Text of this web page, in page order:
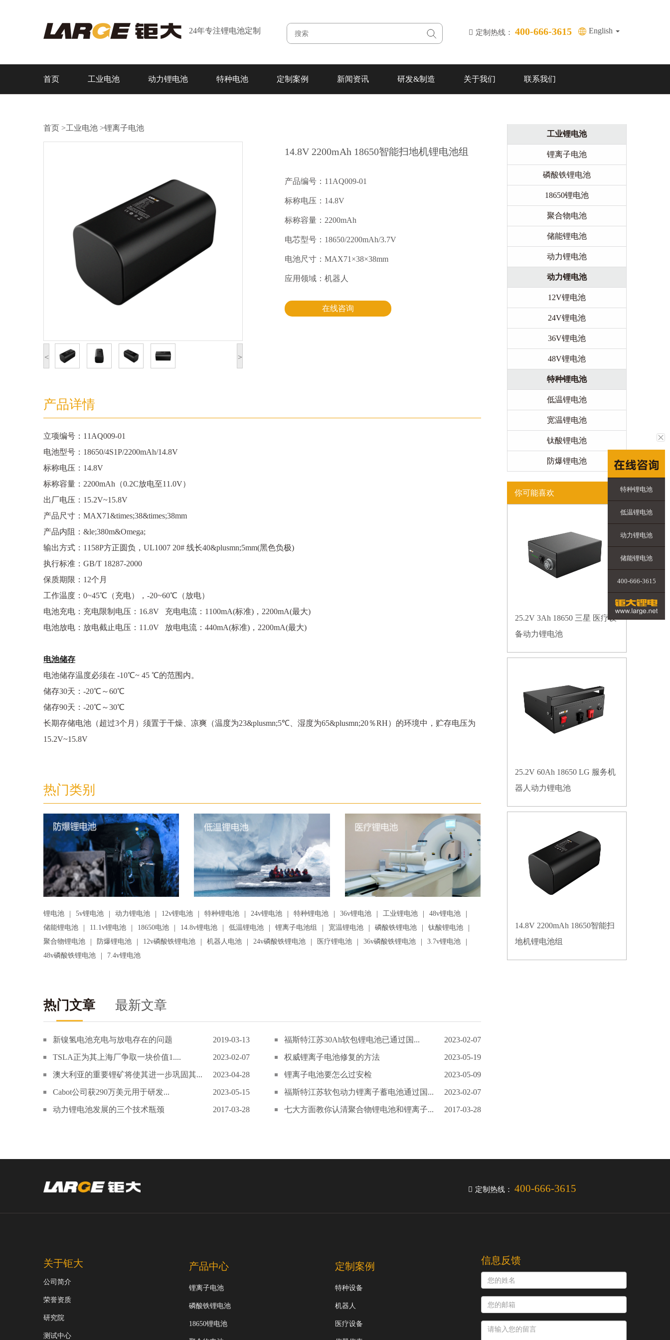
24年专注锂电池定制 定制热线： 400-666-3615 English
首页 工业电池 动力锂电池 特种电池 定制案例 新闻资讯 研发&制造 关于我们 联系我们
首页 >工业电池 >锂离子电池
< >
14.8V 2200mAh 18650智能扫地机锂电池组
产品编号：11AQ009-01
标称电压：14.8V
标称容量：2200mAh
电芯型号：18650/2200mAh/3.7V
电池尺寸：MAX71×38×38mm
应用领域：机器人
在线咨询
产品详情
立项编号：11AQ009-01
电池型号：18650/4S1P/2200mAh/14.8V
标称电压：14.8V
标称容量：2200mAh（0.2C放电至11.0V）
出厂电压：15.2V~15.8V
产品尺寸：MAX71&times;38&times;38mm
产品内阻：&le;380m&Omega;
输出方式：1158P方正圆负，UL1007 20# 线长40&plusmn;5mm(黑色负极)
执行标准：GB/T 18287-2000
保质期限：12个月
工作温度：0~45℃（充电），-20~60℃（放电）
电池充电：充电限制电压：16.8V 充电电流：1100mA(标准)，2200mA(最大)
电池放电：放电截止电压：11.0V 放电电流：440mA(标准)，2200mA(最大)
电池储存
电池储存温度必须在 -10℃~ 45 ℃的范围内。
储存30天：-20℃～60℃
储存90天：-20℃～30℃
长期存储电池（超过3个月）须置于干燥、凉爽（温度为23&plusmn;5℃、湿度为65&plusmn;20％RH）的环境中，贮存电压为
15.2V~15.8V
热门类别
锂电池 | 5v锂电池 | 动力锂电池 | 12v锂电池 | 特种锂电池 | 24v锂电池 | 特种锂电池 | 36v锂电池 | 工业锂电池 | 48v锂电池 |
储能锂电池 | 11.1v锂电池 | 18650电池 | 14.8v锂电池 | 低温锂电池 | 锂离子电池组 | 宽温锂电池 | 磷酸铁锂电池 | 钛酸锂电池 |
聚合物锂电池 | 防爆锂电池 | 12v磷酸铁锂电池 | 机器人电池 | 24v磷酸铁锂电池 | 医疗锂电池 | 36v磷酸铁锂电池 | 3.7v锂电池 |
48v磷酸铁锂电池 | 7.4v锂电池
热门文章 最新文章
新镍氢电池充电与放电存在的问题 2019-03-13 福斯特江苏30Ah软包锂电池已通过国... 2023-02-07
TSLA正为其上海厂争取一块价值1.... 2023-02-07 权威锂离子电池修复的方法 2023-05-19
澳大利亚的重要锂矿将使其进一步巩固其... 2023-04-28 锂离子电池要怎么过安检 2023-05-09
Cabot公司获290万美元用于研发... 2023-05-15 福斯特江苏软包动力锂离子蓄电池通过国... 2023-02-07
动力锂电池发展的三个技术瓶颈 2017-03-28 七大方面教你认清聚合物锂电池和锂离子... 2017-03-28
工业锂电池
锂离子电池
磷酸铁锂电池
18650锂电池
聚合物电池
储能锂电池
动力锂电池
动力锂电池
12V锂电池
24V锂电池
36V锂电池
48V锂电池
特种锂电池
低温锂电池
宽温锂电池
钛酸锂电池
防爆锂电池
你可能喜欢
25.2V 3Ah 18650 三星 医疗设
备动力锂电池
25.2V 60Ah 18650 LG 服务机
器人动力锂电池
14.8V 2200mAh 18650智能扫
地机锂电池组
定制热线： 400-666-3615
关于钜大
公司简介
荣誉资质
研究院
测试中心
产品中心
锂离子电池
磷酸铁锂电池
18650锂电池
定制案例
特种设备
机器人
医疗设备
信息反馈
特种锂电池
低温锂电池
动力锂电池
储能锂电池
400-666-3615